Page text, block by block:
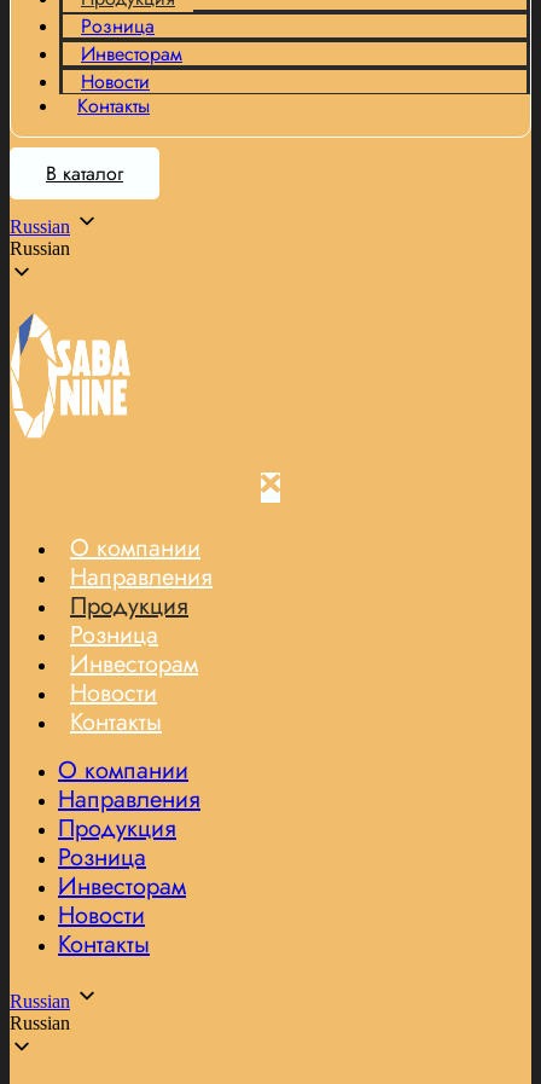
Розница
Инвесторам
Новости
Контакты
В каталог
Russian
Russian
О компании
Направления
Продукция
Розница
Инвесторам
Новости
Контакты
О компании
Направления
Продукция
Розница
Инвесторам
Новости
Контакты
Russian
Russian